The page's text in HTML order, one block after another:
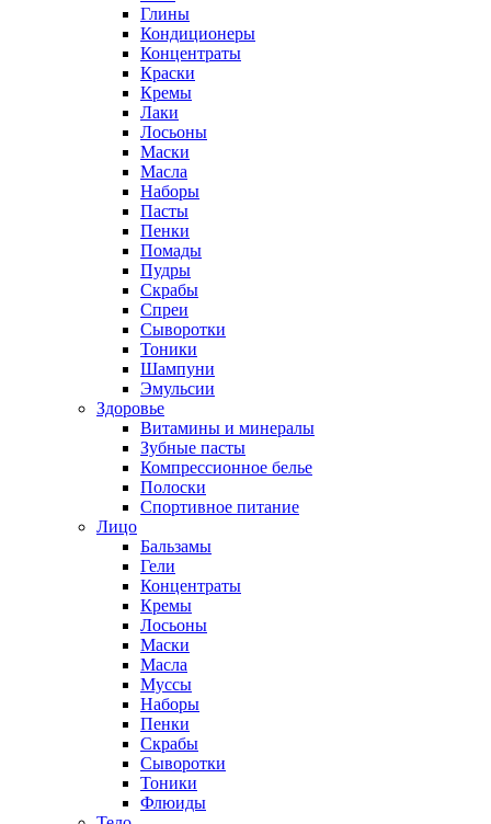
Глины
Кондиционеры
Концентраты
Краски
Кремы
Лаки
Лосьоны
Маски
Масла
Наборы
Пасты
Пенки
Помады
Пудры
Скрабы
Спреи
Сыворотки
Тоники
Шампуни
Эмульсии
Здоровье
Витамины и минералы
Зубные пасты
Компрессионное белье
Полоски
Спортивное питание
Лицо
Бальзамы
Гели
Концентраты
Кремы
Лосьоны
Маски
Масла
Муссы
Наборы
Пенки
Скрабы
Сыворотки
Тоники
Флюиды